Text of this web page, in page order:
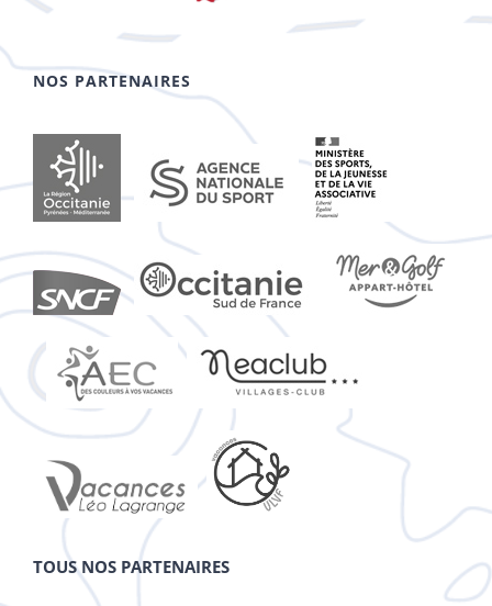
NOS PARTENAIRES
TOUS NOS PARTENAIRES